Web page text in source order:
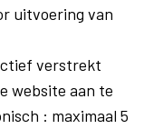
uitvoering van
verstrekt
website aan te
: maximaal 5